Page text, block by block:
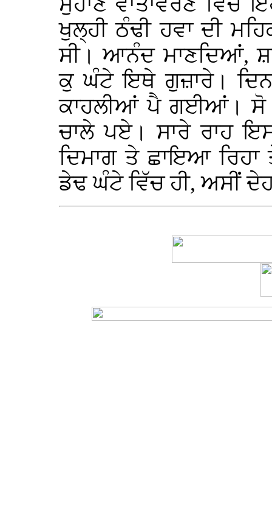
ਖੁਲ੍ਹੀ ਠੰਢੀ ਹਵਾ ਦੀ
ਸੀ। ਆਨੰਦ ਮਾਣਦਿਆਂ,
ਕੁ ਘੰਟੇ ਇਥੇ ਗੁਜ਼ਾਰੇ।
ਕਾਹਲੀਆਂ ਪੈ ਗਈਆਂ। ਸੋ
ਚਾਲੇ ਪਏ। ਸਾਰੇ ਰਾਹ
ਦਿਮਾਗ ਤੇ ਛਾਇਆ ਰਿਹਾ
ਡੇਢ ਘੰਟੇ ਵਿੱਚ ਹੀ, ਅਸੀਂ